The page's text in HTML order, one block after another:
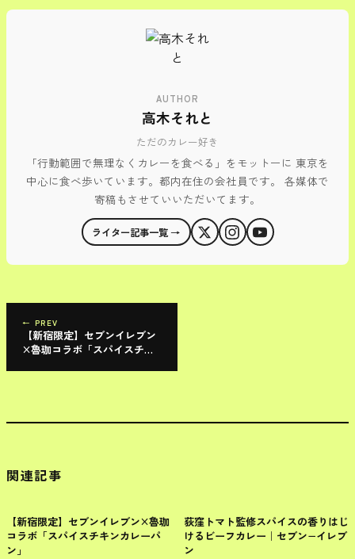
AUTHOR
高木それと
ただのカレー好き
「行動範囲で無理なくカレーを食べる」をモットーに 東京を
中心に食べ歩いています。都内在住の会社員です。 各媒体で
寄稿もさせていいただいてます。
ライター記事一覧 →
← PREV
【新宿限定】セブンイレブン
×魯珈コラボ「スパイスチキ
関連記事
コンビニ
【新宿限定】セブンイレブン×魯珈
コラボ「スパイスチキンカレーパ
ン」
コンビニ
荻窪トマト監修スパイスの香りはじ
けるビーフカレー｜セブン−イレブ
ン